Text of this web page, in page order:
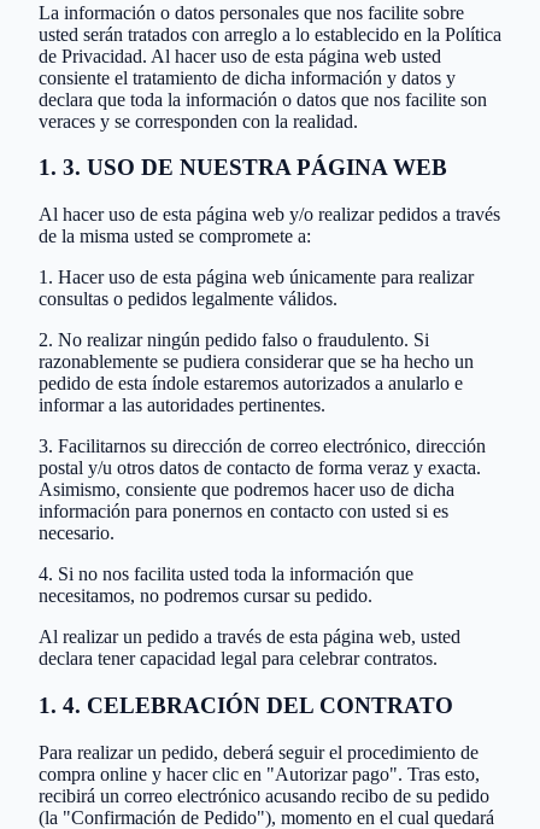
La información o datos personales que nos facilite sobre
usted serán tratados con arreglo a lo establecido en la Política
de Privacidad. Al hacer uso de esta página web usted
consiente el tratamiento de dicha información y datos y
declara que toda la información o datos que nos facilite son
veraces y se corresponden con la realidad.
1. 3. USO DE NUESTRA PÁGINA WEB
Al hacer uso de esta página web y/o realizar pedidos a través
de la misma usted se compromete a:
1. Hacer uso de esta página web únicamente para realizar
consultas o pedidos legalmente válidos.
2. No realizar ningún pedido falso o fraudulento. Si
razonablemente se pudiera considerar que se ha hecho un
pedido de esta índole estaremos autorizados a anularlo e
informar a las autoridades pertinentes.
3. Facilitarnos su dirección de correo electrónico, dirección
postal y/u otros datos de contacto de forma veraz y exacta.
Asimismo, consiente que podremos hacer uso de dicha
información para ponernos en contacto con usted si es
necesario.
4. Si no nos facilita usted toda la información que
necesitamos, no podremos cursar su pedido.
Al realizar un pedido a través de esta página web, usted
declara tener capacidad legal para celebrar contratos.
1. 4. CELEBRACIÓN DEL CONTRATO
Para realizar un pedido, deberá seguir el procedimiento de
compra online y hacer clic en "Autorizar pago". Tras esto,
recibirá un correo electrónico acusando recibo de su pedido
(la "Confirmación de Pedido"), momento en el cual quedará